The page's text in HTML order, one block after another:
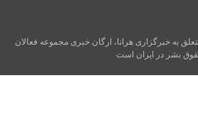
متعلق به خبرگزاری هرانا، ارگان خبری مجموعه فعالان
بشر در ایران است